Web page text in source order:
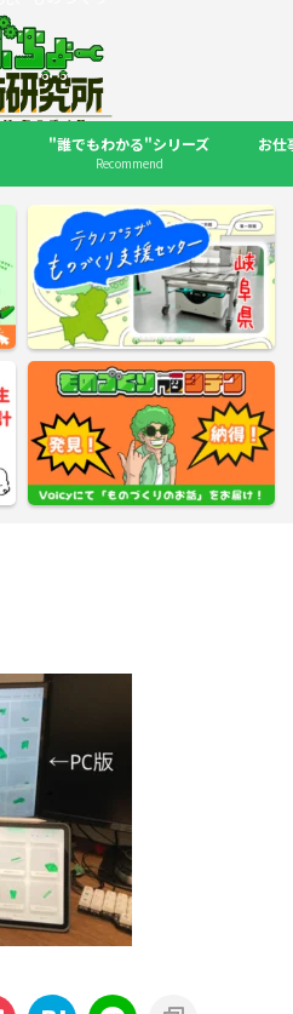
"誰でもわかる"シリーズ
Recommend
お仕